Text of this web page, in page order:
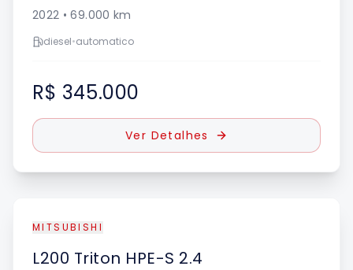
2022 •69.000 km
diesel•automatico
R$ 345.000
Ver Detalhes
MITSUBISHI
L200 Triton HPE-S 2.4